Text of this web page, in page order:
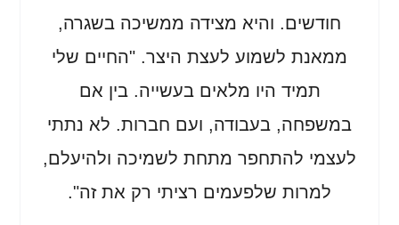
חודשים. והיא מצידה ממשיכה בשגרה,
ממאנת לשמוע לעצת היצר. "החיים שלי
תמיד היו מלאים בעשייה. בין אם
במשפחה, בעבודה, ועם חברות. לא נתתי
לעצמי להתחפר מתחת לשמיכה ולהיעלם,
למרות שלפעמים רציתי רק את זה".